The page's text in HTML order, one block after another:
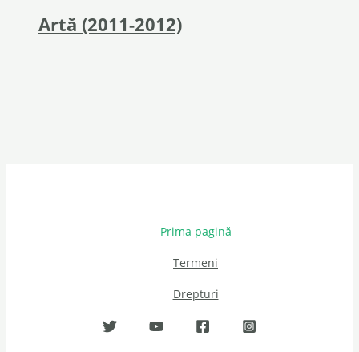
Artă (2011-2012)
Prima pagină
Termeni
Drepturi